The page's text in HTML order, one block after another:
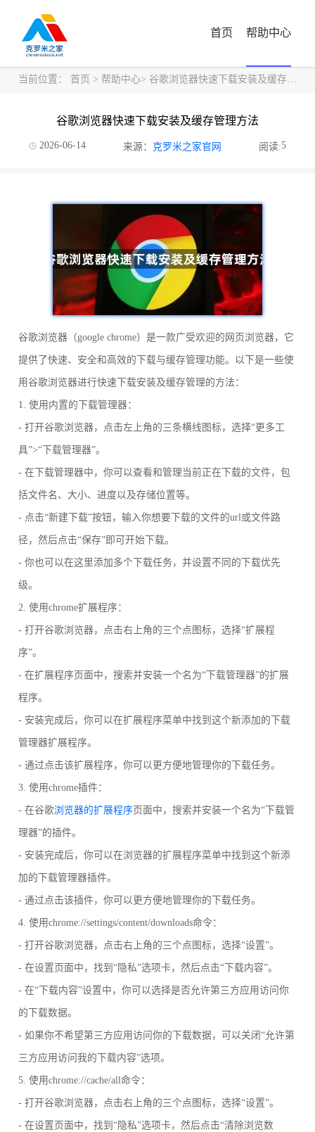
首页 帮助中心
当前位置： 首页 > 帮助中心> 谷歌浏览器快速下载安装及缓存管理方法
谷歌浏览器快速下载安装及缓存管理方法
2026-06-14 来源： 克罗米之家官网 阅读:5
谷歌浏览器（google chrome）是一款广受欢迎的网页浏览器，它
提供了快速、安全和高效的下载与缓存管理功能。以下是一些使
用谷歌浏览器进行快速下载安装及缓存管理的方法：
1. 使用内置的下载管理器：
- 打开谷歌浏览器，点击左上角的三条横线图标，选择“更多工
具”>“下载管理器”。
- 在下载管理器中，你可以查看和管理当前正在下载的文件，包
括文件名、大小、进度以及存储位置等。
- 点击“新建下载”按钮，输入你想要下载的文件的url或文件路
径，然后点击“保存”即可开始下载。
- 你也可以在这里添加多个下载任务，并设置不同的下载优先
级。
2. 使用chrome扩展程序：
- 打开谷歌浏览器，点击右上角的三个点图标，选择“扩展程
序”。
- 在扩展程序页面中，搜索并安装一个名为“下载管理器”的扩展
程序。
- 安装完成后，你可以在扩展程序菜单中找到这个新添加的下载
管理器扩展程序。
- 通过点击该扩展程序，你可以更方便地管理你的下载任务。
3. 使用chrome插件：
- 在谷歌浏览器的扩展程序页面中，搜索并安装一个名为“下载管
理器”的插件。
- 安装完成后，你可以在浏览器的扩展程序菜单中找到这个新添
加的下载管理器插件。
- 通过点击该插件，你可以更方便地管理你的下载任务。
4. 使用chrome://settings/content/downloads命令：
- 打开谷歌浏览器，点击右上角的三个点图标，选择“设置”。
- 在设置页面中，找到“隐私”选项卡，然后点击“下载内容”。
- 在“下载内容”设置中，你可以选择是否允许第三方应用访问你
的下载数据。
- 如果你不希望第三方应用访问你的下载数据，可以关闭“允许第
三方应用访问我的下载内容”选项。
5. 使用chrome://cache/all命令：
- 打开谷歌浏览器，点击右上角的三个点图标，选择“设置”。
- 在设置页面中，找到“隐私”选项卡，然后点击“清除浏览数